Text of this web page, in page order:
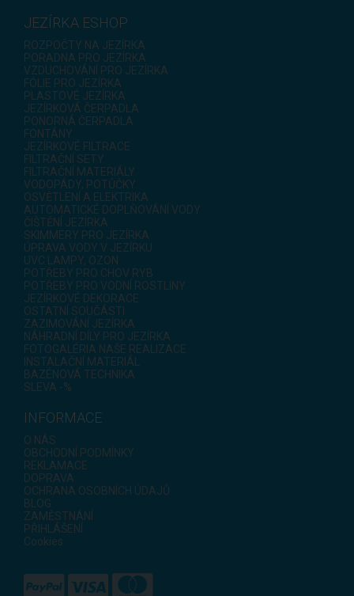
JEZÍRKA ESHOP
ROZPOČTY NA JEZÍRKA
PORADNA PRO JEZÍRKA
VZDUCHOVÁNÍ PRO JEZÍRKA
FÓLIE PRO JEZÍRKA
PLASTOVÉ JEZÍRKA
JEZÍRKOVÁ ČERPADLA
PONORNÁ ČERPADLA
FONTÁNY
JEZÍRKOVÉ FILTRACE
FILTRAČNÍ SETY
FILTRAČNÍ MATERIÁLY
VODOPÁDY, POTŮČKY
OSVĚTLENÍ A ELEKTRIKA
AUTOMATICKÉ DOPLŇOVÁNÍ VODY
ČIŠTĚNÍ JEZÍRKA
SKIMMERY PRO JEZÍRKA
ÚPRAVA VODY V JEZÍRKU
UVC LAMPY, OZON
POTŘEBY PRO CHOV RYB
POTŘEBY PRO VODNÍ ROSTLINY
JEZÍRKOVÉ DEKORACE
OSTATNÍ SOUČÁSTI
ZAZIMOVÁNÍ JEZÍRKA
NÁHRADNÍ DÍLY PRO JEZÍRKA
FOTOGALÉRIA NAŠE REALIZACE
INSTALAČNÍ MATERIÁL
BAZÉNOVÁ TECHNIKA
SLEVA -%
INFORMACE
O NÁS
OBCHODNÍ PODMÍNKY
REKLAMACE
DOPRAVA
OCHRANA OSOBNÍCH ÚDAJŮ
BLOG
ZAMĚSTNÁNÍ
PŘIHLÁŠENÍ
Cookies